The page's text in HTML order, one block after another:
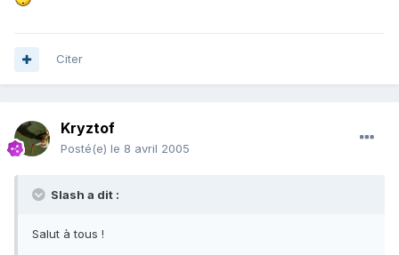
Citer
Kryztof
Posté(e) le 8 avril 2005
Slash a dit :
Salut à tous !